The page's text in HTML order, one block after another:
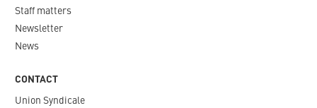
Staff matters
Newsletter​
News
CONTACT
Union Syndicale